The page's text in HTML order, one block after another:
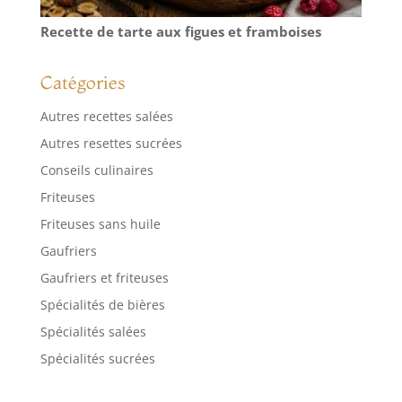
Recette de tarte aux figues et framboises
Catégories
Autres recettes salées
Autres resettes sucrées
Conseils culinaires
Friteuses
Friteuses sans huile
Gaufriers
Gaufriers et friteuses
Spécialités de bières
Spécialités salées
Spécialités sucrées